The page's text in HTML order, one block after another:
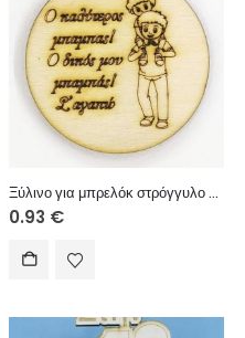
Ξύλινο για μπρελόκ στρόγγυλο 6 εκ. 05002
0.93 €